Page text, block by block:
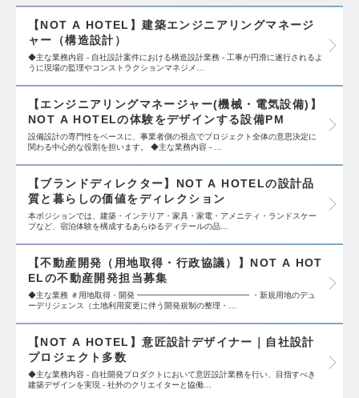
【NOT A HOTEL】建築エンジニアリングマネージ
ャー（構造設計）
◆主な業務内容 - 自社設計案件における構造設計業務 - 工事が円滑に遂行されるよ
うに現場の監理やコンストラクションマネジメ…
【エンジニアリングマネージャー(機械・電気設備)】
NOT A HOTELの体験をデザインする設備PM
設備設計の専門性をベースに、事業者側の視点でプロジェクト全体の意思決定に
関わる中心的な役割を担います。 ◆主な業務内容 - …
【ブランドディレクター】NOT A HOTELの設計品
質と暮らしの価値をディレクション
本ポジションでは、建築・インテリア・家具・家電・アメニティ・ランドスケー
プなど、宿泊体験を構成するあらゆるディテールの品…
【不動産開発（用地取得・行政協議）】NOT A HOT
ELの不動産開発担当募集
◆主な業務 ＃用地取得・開発 ━━━━━━━━━━━━━━ ・新規用地のデュ
ーデリジェンス（土地利用変更に伴う開発規制の整理・…
【NOT A HOTEL】意匠設計デザイナー｜自社設計
プロジェクト多数
◆主な業務内容 - 自社開発プロダクトにおいて意匠設計業務を行い、目指すべき
建築デザインを実現 - 社外のクリエイターと協働…